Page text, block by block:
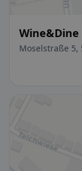
Moselstraße 5,